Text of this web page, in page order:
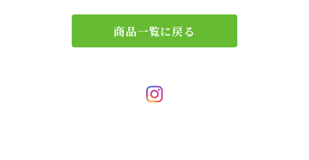
商品一覧に戻る